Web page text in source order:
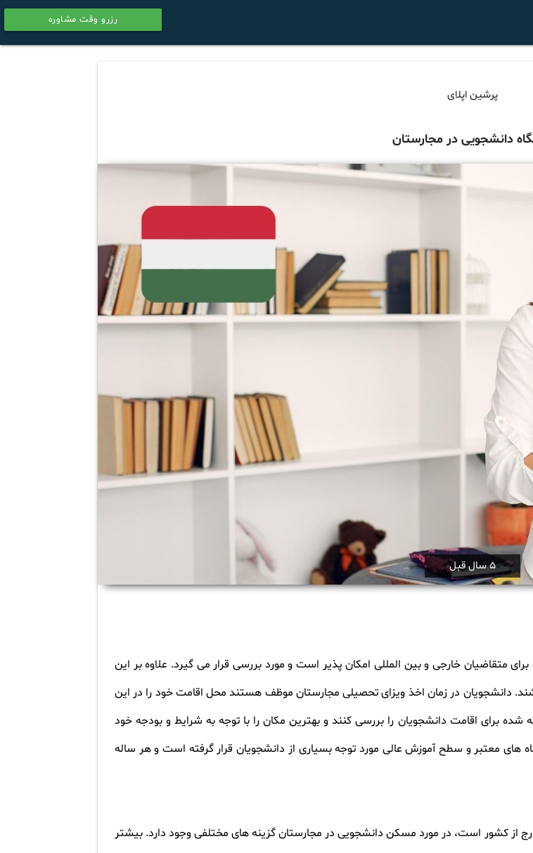
رزرو وقت مشاوره
calendar
پرشین اپلای
دانشجویی در مجارستان
5 سال قبل
متقاضیان خارجی و بین المللی امکان پذیر است و مورد بررسی قرار می گیرد. علاوه بر این
دانشجویان در زمان اخذ ویزای تحصیلی مجارستان موظف هستند محل اقامت خود را در این
برای اقامت دانشجویان را بررسی کنند و بهترین مکان را با توجه به شرایط و بودجه خود
های معتبر و سطح آموزش عالی مورد توجه بسیاری از دانشجویان قرار گرفته است و هر ساله
از کشور است، در مورد مسکن دانشجویی در مجارستان گزینه های مختلفی وجود دارد. بیشتر